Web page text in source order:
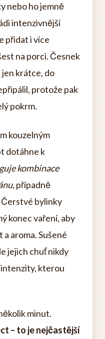
nebo ho jemně
intenzivnější
přidat i více
na porci. Česnek
jen krátce, do
protože pak
pokrm.
kouzelným
dotáhne k
kombinace
, případně
bylinky
konec vaření, aby
a aroma. Sušené
jejich chuť nikdy
intenzity, kterou
minut.
– to je nejčastější